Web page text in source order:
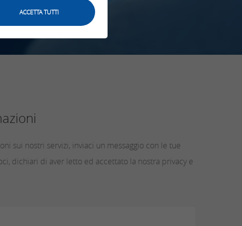
ACCETTA TUTTI
sui nostri servizi, inviaci un messaggio con le tue
dichiari di aver letto ed accettato la nostra privacy e